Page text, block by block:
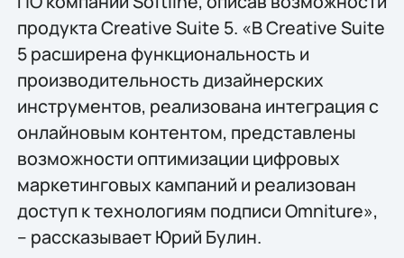
продукта Creative Suite 5. «В Creative Suite
5 расширена функциональность и
производительность дизайнерских
инструментов, реализована интеграция с
онлайновым контентом, представлены
возможности оптимизации цифровых
маркетинговых кампаний и реализован
доступ к технологиям подписи Omniture»,
– рассказывает Юрий Булин.